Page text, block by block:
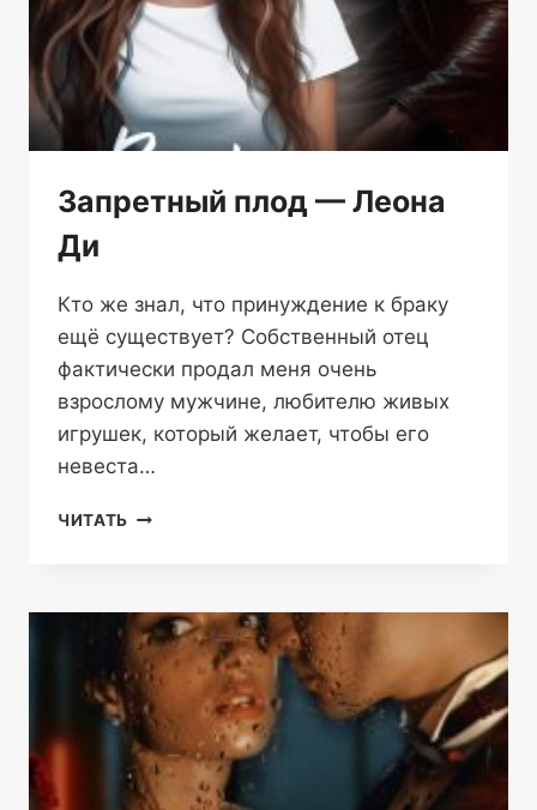
Запретный плод — Леона
Ди
Кто же знал, что принуждение к браку
ещё существует? Собственный отец
фактически продал меня очень
взрослому мужчине, любителю живых
игрушек, который желает, чтобы его
невеста…
ЧИТАТЬ ЗАПРЕТНЫЙ
ДИ